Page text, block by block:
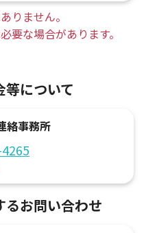
りません。
要な場合があります。
について
絡事務所
るお問い合わせ